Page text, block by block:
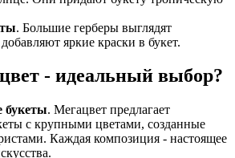
. Большие герберы выглядят
яркие краски в букет.
- идеальный выбор?
букеты. Мегацвет предлагает
с крупными цветами, созданные
Каждая композиция - настоящее